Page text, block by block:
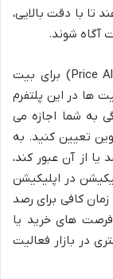
تا با دقت بالایی،
آگاه شوند.
آموزش گام به گام تنظیم هشدار قیمت (Price Alert) برای بیت
ها در این پلتفرم
به شما اجازه می
تعیین کنید. به
از آن عبور کند،
در اپلیکیشن
زمان کافی برای رصد
فرصت های خرید یا
در بازار فعالیت